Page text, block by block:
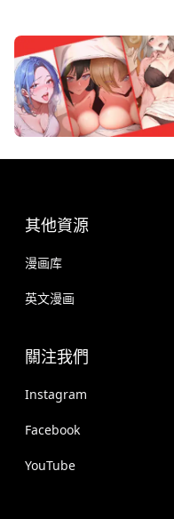
其他資源
漫画库
英文漫画
關注我們
Instagram
Facebook
YouTube